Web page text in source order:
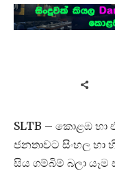
SLTB – කොළඹ හා
ජනතාවට සිංහල
සිය ගම්බිම් බලා යෑම